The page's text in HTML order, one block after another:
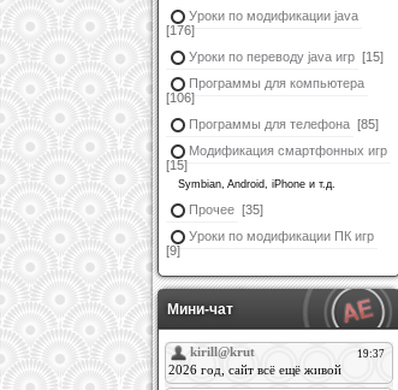
Уроки по модификации java
[176]
Уроки по переводу java игр [15]
Программы для компьютера
[106]
Программы для телефона [85]
Модификация смартфонных игр
[15]
Symbian, Android, iPhone и т.д.
Прочее [35]
Уроки по модификации ПК игр
[9]
Мини-чат